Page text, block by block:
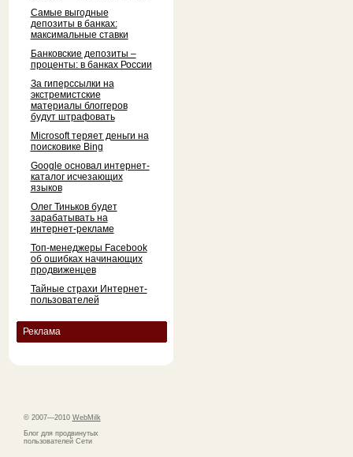
Самые выгодные
депозиты в банках:
максимальные ставки
Банковские депозиты –
проценты: в банках России
За гиперссылки на
экстремистские
материалы блоггеров
будут штрафовать
Microsoft теряет деньги на
поисковике Bing
Google основал интернет-
каталог исчезающих
языков
Олег Тиньков будет
зарабатывать на
интернет-рекламе
Топ-менеджеры Facebook
об ошибках начинающих
продвиженцев
Тайные страхи Интернет-
пользователей
Реклама
© 2007—2010 WebMilk
Блог для продвинутых
пользователей Сети